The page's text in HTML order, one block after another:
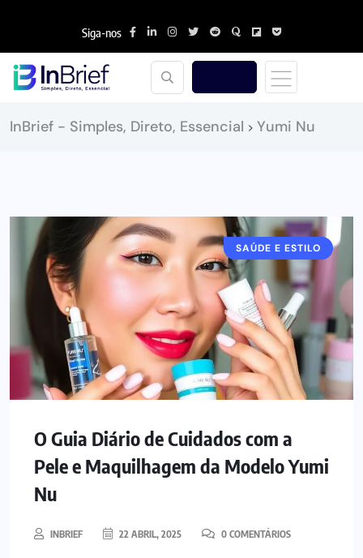
Siga-nos
InBrief - Simples, Direto, Essencial > Yumi Nu
SAÚDE E ESTILO
O Guia Diário de Cuidados com a
Pele e Maquilhagem da Modelo Yumi
Nu
INBRIEF 22 ABRIL, 2025 0 COMENTÁRIOS